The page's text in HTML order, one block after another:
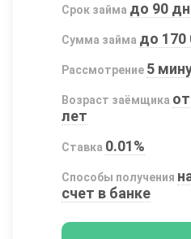
Срок займа до 90
Сумма займа до 170
Рассмотрение 5
Возраст заёмщика
лет
Ставка 0.01%
Способы получения
счет в банке